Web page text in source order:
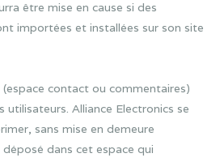
être mise en cause si des
importées et installées sur son site
contact ou commentaires)
Alliance Electronics se
sans mise en demeure
dans cet espace qui